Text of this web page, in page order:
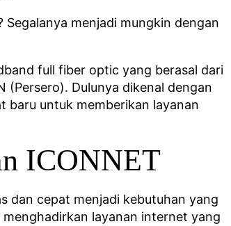
menjadi mungkin dengan
full fiber optic yang berasal dari
(Persero). Dulunya dikenal dengan
baru untuk memberikan layanan
ICONNET
dan cepat menjadi kebutuhan yang
layanan internet yang